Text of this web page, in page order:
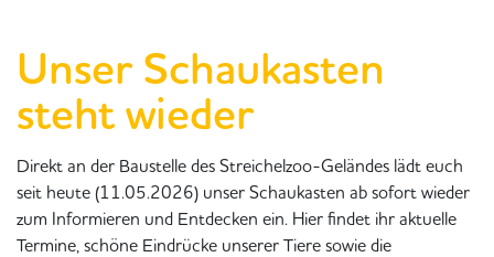
Unser Schaukasten
steht wieder
Direkt an der Baustelle des Streichelzoo-Geländes lädt euch
seit heute (11.05.2026) unser Schaukasten ab sofort wieder
zum Informieren und Entdecken ein. Hier findet ihr aktuelle
Termine, schöne Eindrücke unserer Tiere sowie die